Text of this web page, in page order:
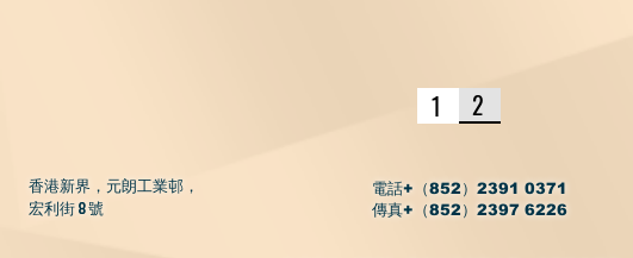
1 2
香港新界， 元朗工業邨，
宏利街 8 號
電話+（852）2391 0371
傳真+（852）2397 6226